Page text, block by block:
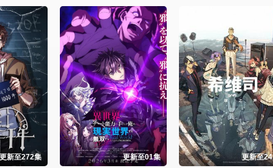
更新至272集 更新至01集 更新至